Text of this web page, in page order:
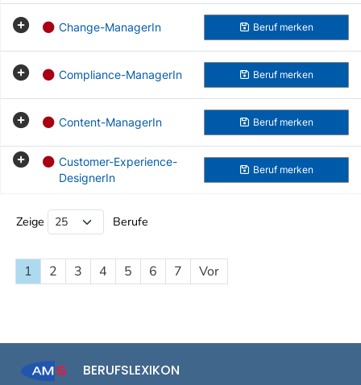
Change-ManagerIn Beruf merken
Compliance-ManagerIn Beruf merken
Content-ManagerIn Beruf merken
Customer-Experience-
DesignerIn
Beruf merken
Zeige Berufe
1 2 3 4 5 6 7 Vor
BERUFSLEXIKON